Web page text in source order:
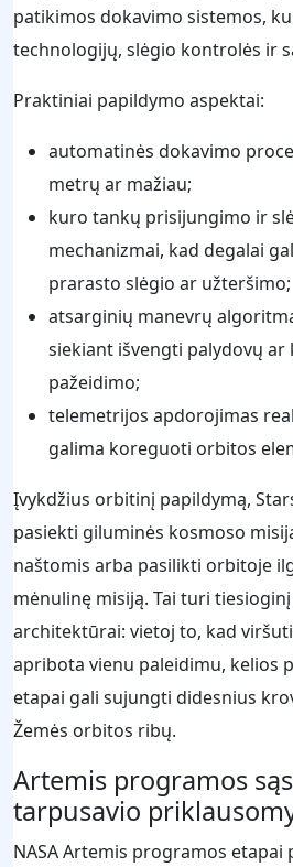
patikimos dokavimo sistemos,
technologijų, slėgio kontrolės ir
Praktiniai papildymo aspektai:
automatinės dokavimo
metrų ar mažiau;
kuro tankų prisijungimo ir
mechanizmai, kad degalai
prarasto slėgio ar užteršimo;
atsarginių manevrų
siekiant išvengti palydovų
pažeidimo;
telemetrijos apdorojimas
galima koreguoti orbitos
Įvykdžius orbitinį papildymą,
pasiekti giluminės kosmoso
naštomis arba pasilikti orbitoje
mėnulinę misiją. Tai turi
architektūrai: vietoj to, kad
apribota vienu paleidimu, kelios
etapai gali sujungti didesnius
Žemės orbitos ribų.
Artemis programos
tarpusavio
NASA Artemis programos etapai